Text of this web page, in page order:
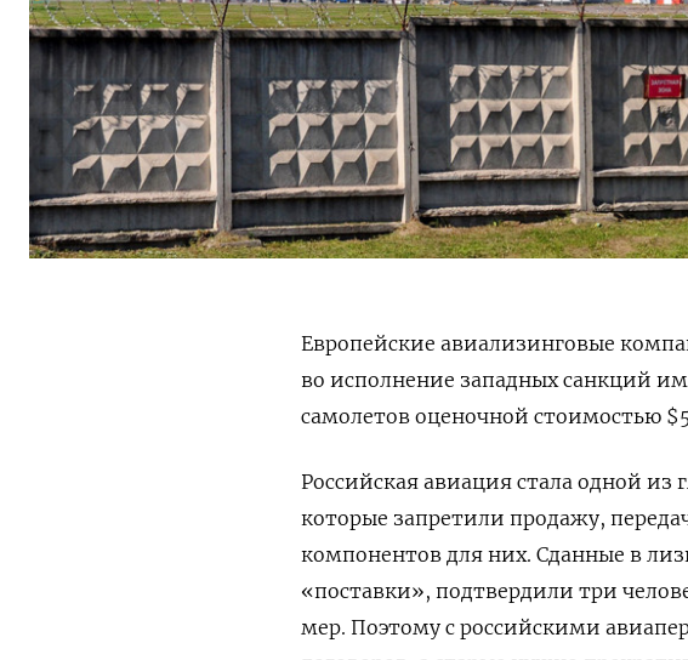
Европейские авиализинговые
во исполнение западных санкций
самолетов оценочной стоимостью
Российская авиация стала одной
которые запретили продажу,
компонентов для них. Сданные в
«поставки», подтвердили три
мер. Поэтому с российскими